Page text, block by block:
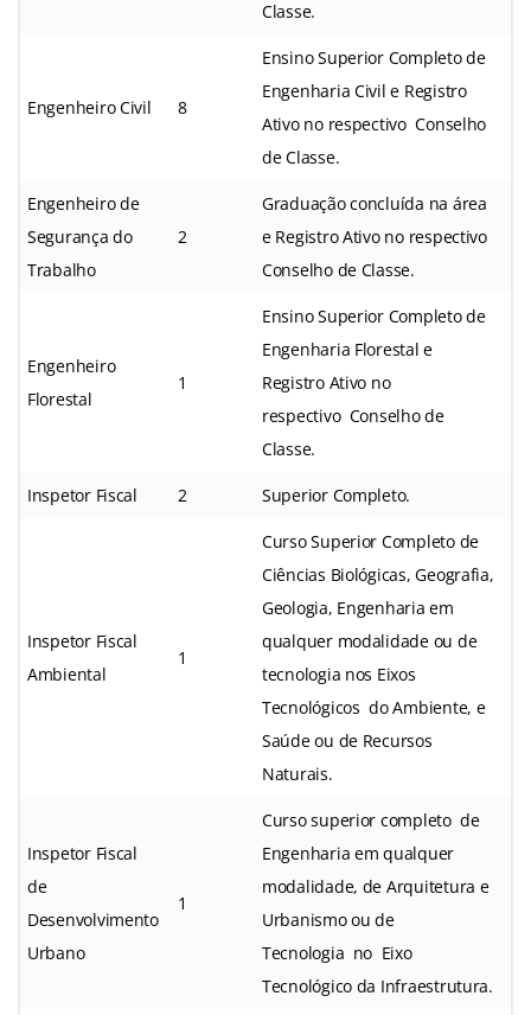
Classe.
Engenheiro Civil 8
Ensino Superior Completo de
Engenharia Civil e Registro
Ativo no respectivo Conselho
de Classe.
Engenheiro de
Segurança do
Trabalho
2
Graduação concluída na área
e Registro Ativo no respectivo
Conselho de Classe.
Engenheiro
Florestal
1
Ensino Superior Completo de
Engenharia Florestal e
Registro Ativo no
respectivo Conselho de
Classe.
Inspetor Fiscal 2 Superior Completo.
Inspetor Fiscal
Ambiental
1
Curso Superior Completo de
Ciências Biológicas, Geografia,
Geologia, Engenharia em
qualquer modalidade ou de
tecnologia nos Eixos
Tecnológicos do Ambiente, e
Saúde ou de Recursos
Naturais.
Inspetor Fiscal
de
Desenvolvimento
Urbano
1
Curso superior completo de
Engenharia em qualquer
modalidade, de Arquitetura e
Urbanismo ou de
Tecnologia no Eixo
Tecnológico da Infraestrutura.